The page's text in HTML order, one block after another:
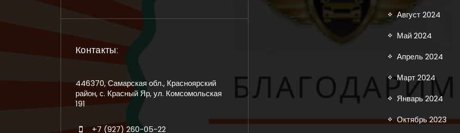
Контакты:
446370, Самарская обл., Красноярский
район, с. Красный Яр, ул. Комсомольская
191
+7 (927) 260-05-22
Август 2024
Май 2024
Апрель 2024
Март 2024
Январь 2024
Октябрь 2023